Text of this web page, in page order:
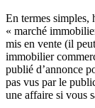
En termes simples,
« marché
mis en vente (il
immobilier
publié d’annonce
pas vus par le
une affaire si vous